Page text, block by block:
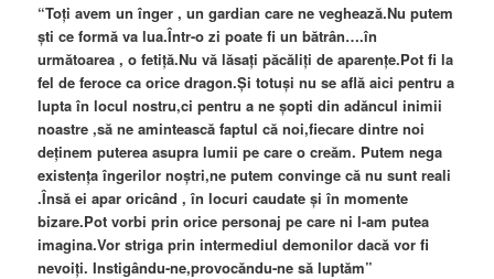
“Toţi avem un înger , un gardian care ne veghează.Nu putem
şti ce formă va lua.Într-o zi poate fi un bătrân….în
următoarea , o fetiţă.Nu vă lăsaţi păcăliţi de aparenţe.Pot fi la
fel de feroce ca orice dragon.Şi totuşi nu se află aici pentru a
lupta în locul nostru,ci pentru a ne şopti din adăncul inimii
noastre ,să ne amintească faptul că noi,fiecare dintre noi
deţinem puterea asupra lumii pe care o creăm. Putem nega
existenţa îngerilor noştri,ne putem convinge că nu sunt reali
.Însă ei apar oricând , în locuri caudate şi în momente
bizare.Pot vorbi prin orice personaj pe care ni l-am putea
imagina.Vor striga prin intermediul demonilor dacă vor fi
nevoiţi. Instigându-ne,provocăndu-ne să luptăm”